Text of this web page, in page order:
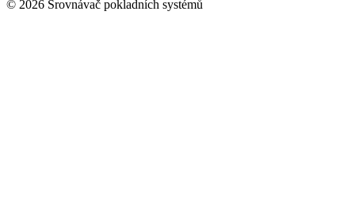
© 2026 Srovnávač pokladních systémů